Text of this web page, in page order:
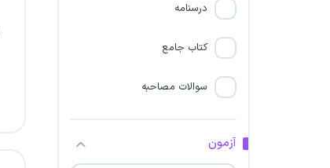
درسنامه
کتاب جامع
سوالات مصاحبه
آزمون
سونگون آذربایجان